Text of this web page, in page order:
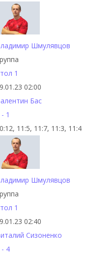
Шмулявцов
1
02:00
Бас
1
11:5, 11:7, 11:3, 11:4
Шмулявцов
1
02:40
Сизоненко
- 4